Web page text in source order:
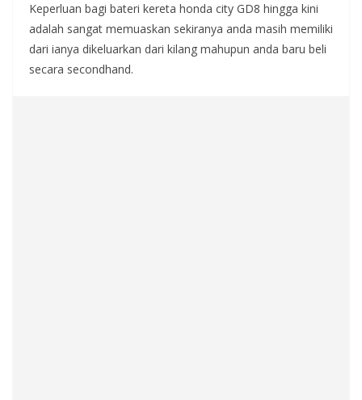
Keperluan bagi bateri kereta honda city GD8 hingga kini
adalah sangat memuaskan sekiranya anda masih memiliki
dari ianya dikeluarkan dari kilang mahupun anda baru beli
secara secondhand.